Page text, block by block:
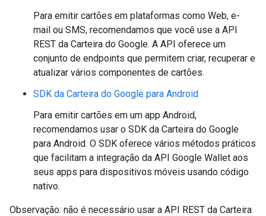
Para emitir cartões em plataformas como Web, e-
mail ou SMS, recomendamos que você use a API
REST da Carteira do Google. A API oferece um
conjunto de endpoints que permitem criar, recuperar e
atualizar vários componentes de cartões.
SDK da Carteira do Google para Android
Para emitir cartões em um app Android,
recomendamos usar o SDK da Carteira do Google
para Android. O SDK oferece vários métodos práticos
que facilitam a integração da API Google Wallet aos
seus apps para dispositivos móveis usando código
nativo.
Observação: não é necessário usar a API REST da Carteira